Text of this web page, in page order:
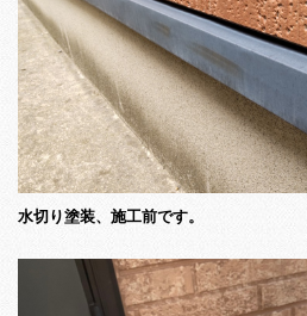
水切り塗装、施工前です。